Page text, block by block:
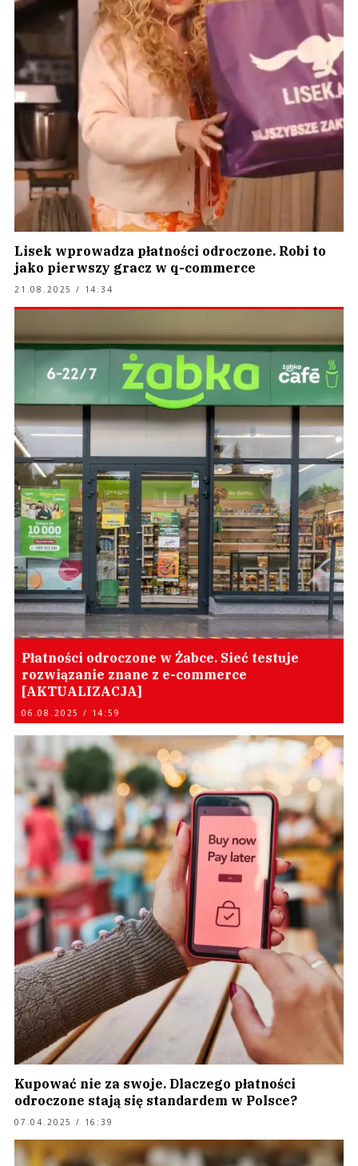
Lisek wprowadza płatności odroczone. Robi to
jako pierwszy gracz w q-commerce
21.08.2025 / 14:34
Płatności odroczone w Żabce. Sieć testuje
rozwiązanie znane z e-commerce
[AKTUALIZACJA]
06.08.2025 / 14:59
Kupować nie za swoje. Dlaczego płatności
odroczone stają się standardem w Polsce?
07.04.2025 / 16:39